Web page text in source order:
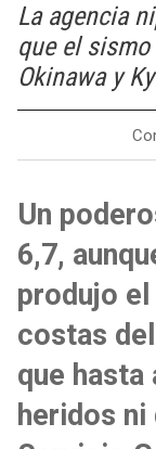
La agencia
que el
Okinawa y
Un
6,7,
produjo
costas
que hasta
heridos ni